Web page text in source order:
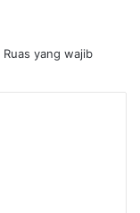
Ruas yang wajib